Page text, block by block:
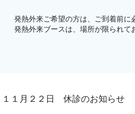
発熱外来ご希望の方は、ご到着前に
発熱外来ブースは、場所が限られて
１１月２２日 休診のお知らせ